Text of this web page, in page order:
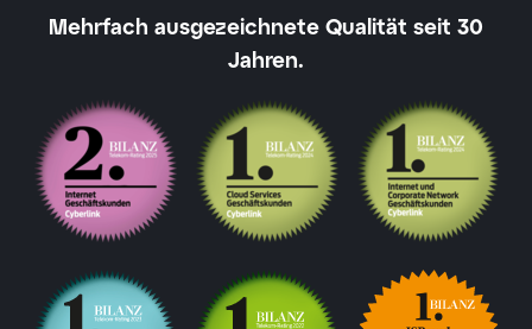
Mehrfach ausgezeichnete Qualität seit 30
Jahren.